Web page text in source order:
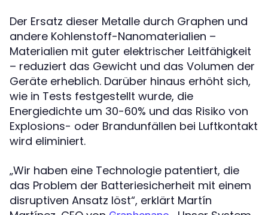
Der Ersatz dieser Metalle durch Graphen und
andere Kohlenstoff-Nanomaterialien –
Materialien mit guter elektrischer Leitfähigkeit
– reduziert das Gewicht und das Volumen der
Geräte erheblich. Darüber hinaus erhöht sich,
wie in Tests festgestellt wurde, die
Energiedichte um 30-60% und das Risiko von
Explosions- oder Brandunfällen bei Luftkontakt
wird eliminiert.
„Wir haben eine Technologie patentiert, die
das Problem der Batteriesicherheit mit einem
disruptiven Ansatz löst“, erklärt Martín